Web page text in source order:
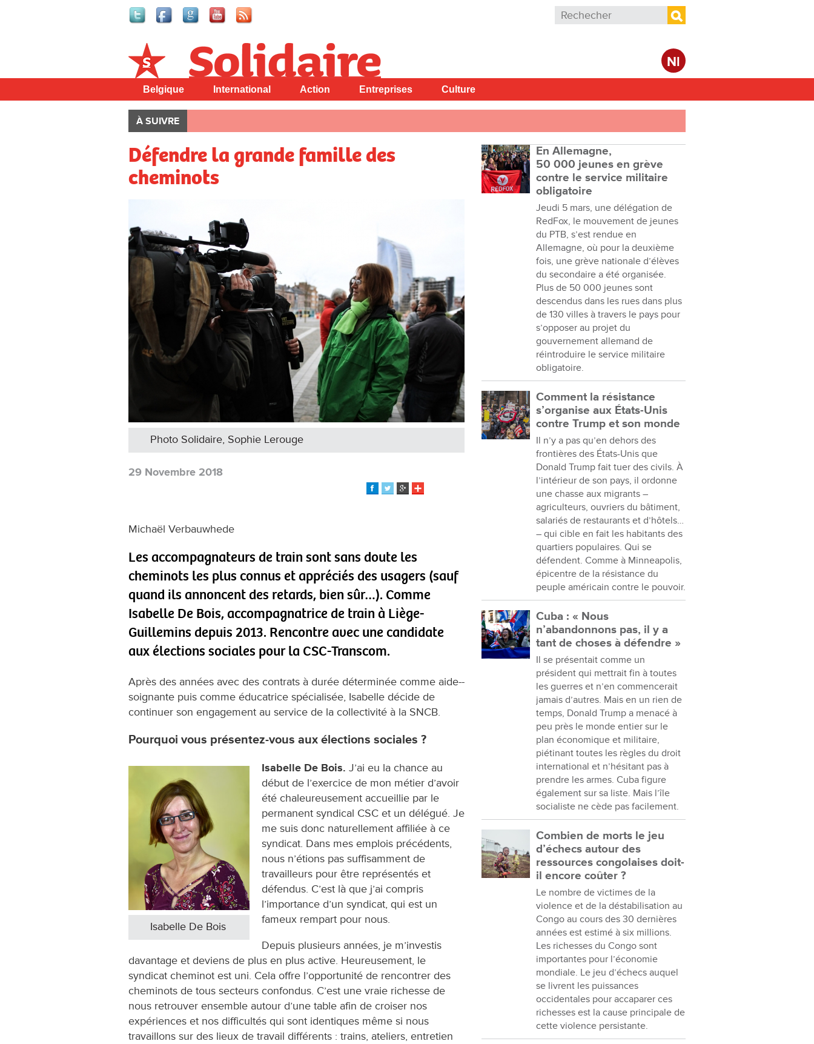
Formulaire de recherche
Rechercher
Nl
Solidaire
Belgique International Action Entreprises Culture
À SUIVRE
Défendre la grande famille des
cheminots
Photo Solidaire, Sophie Lerouge
29 Novembre 2018
Michaël Verbauwhede
Les accompagnateurs de train sont sans doute les
cheminots les plus connus et appréciés des usagers (sauf
quand ils annoncent des retards, bien sûr…). Comme
Isabelle De Bois, accompagnatrice de train à Liège-
Guillemins depuis 2013. Rencontre avec une candidate
aux élections sociales pour la CSC-Transcom.
Après des années avec des contrats à durée déterminée comme aide--
soignante puis comme éducatrice spécialisée, Isabelle décide de
continuer son engagement au service de la collectivité à la SNCB.
Pourquoi vous présentez-vous aux élections sociales ?
Isabelle De Bois
Isabelle De Bois. J’ai eu la chance au
début de l’exercice de mon métier d’avoir
été chaleureusement accueillie par le
permanent syndical CSC et un délégué. Je
me suis donc naturellement affiliée à ce
syndicat. Dans mes emplois précédents,
nous n’étions pas suffisamment de
travailleurs pour être représentés et
défendus. C’est là que j’ai compris
l’importance d’un syndicat, qui est un
fameux rempart pour nous.
Depuis plusieurs années, je m’investis
davantage et deviens de plus en plus active. Heureusement, le
syndicat cheminot est uni. Cela offre l’opportunité de rencontrer des
cheminots de tous secteurs confondus. C’est une vraie richesse de
nous retrouver ensemble autour d’une table afin de croiser nos
expériences et nos difficultés qui sont identiques même si nous
travaillons sur des lieux de travail différents : trains, ateliers, entretien
En Allemagne,
50 000 jeunes en grève
contre le service militaire
obligatoire
Jeudi 5 mars, une délégation de
RedFox, le mouvement de jeunes
du PTB, s’est rendue en
Allemagne, où pour la deuxième
fois, une grève nationale d’élèves
du secondaire a été organisée.
Plus de 50 000 jeunes sont
descendus dans les rues dans plus
de 130 villes à travers le pays pour
s’opposer au projet du
gouvernement allemand de
réintroduire le service militaire
obligatoire.
Comment la résistance
s’organise aux États-Unis
contre Trump et son monde
Il n’y a pas qu’en dehors des
frontières des États-Unis que
Donald Trump fait tuer des civils. À
l’intérieur de son pays, il ordonne
une chasse aux migrants –
agriculteurs, ouvriers du bâtiment,
salariés de restaurants et d’hôtels…
– qui cible en fait les habitants des
quartiers populaires. Qui se
défendent. Comme à Minneapolis,
épicentre de la résistance du
peuple américain contre le pouvoir.
Cuba : « Nous
n’abandonnons pas, il y a
tant de choses à défendre »
Il se présentait comme un
président qui mettrait fin à toutes
les guerres et n’en commencerait
jamais d’autres. Mais en un rien de
temps, Donald Trump a menacé à
peu près le monde entier sur le
plan économique et militaire,
piétinant toutes les règles du droit
international et n’hésitant pas à
prendre les armes. Cuba figure
également sur sa liste. Mais l’île
socialiste ne cède pas facilement.
Combien de morts le jeu
d’échecs autour des
ressources congolaises doit-
il encore coûter ?
Le nombre de victimes de la
violence et de la déstabilisation au
Congo au cours des 30 dernières
années est estimé à six millions.
Les richesses du Congo sont
importantes pour l’économie
mondiale. Le jeu d’échecs auquel
se livrent les puissances
occidentales pour accaparer ces
richesses est la cause principale de
cette violence persistante.